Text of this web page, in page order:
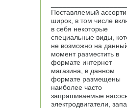
Поставляемый
широк, в том числе
в себя некоторые
специальные виды,
не возможно на
момент разместить в
формате интернет
магазина, в данном
формате размещены
наиболее часто
запрашиваемые
электродвигатели,